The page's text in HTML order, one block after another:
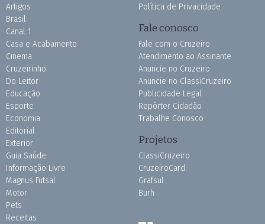
Artigos
Brasil
Canal 1
Casa e Acabamento
Cinema
Cruzeirinho
Do Leitor
Educação
Esporte
Economia
Editorial
Exterior
Guia Saúde
Informação Livre
Magnus Futsal
Motor
Pets
Receitas
Política de Privacidade
Fale conosco
Fale com o Cruzeiro
Atendimento ao Assinante
Anuncie no Cruzeiro
Anuncie no ClassiCruzeiro
Publicidade Legal
Repórter Cidadão
Trabalhe Conosco
Projetos
ClassiCruzeiro
CruzeiroCard
Grafsul
Burh